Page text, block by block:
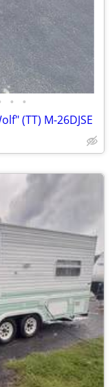
• •
(TT) M-26DJSE